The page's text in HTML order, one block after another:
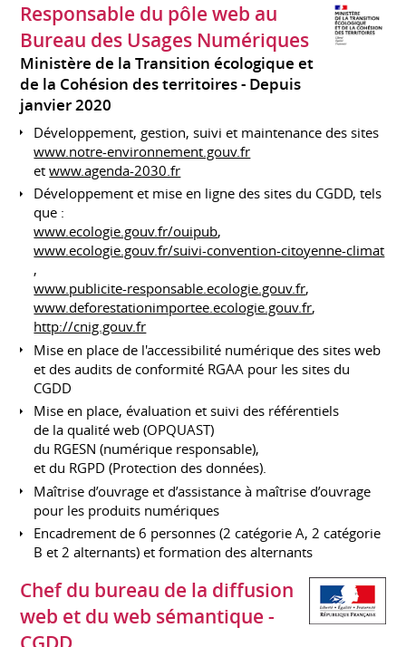
Responsable du pôle web au
Bureau des Usages Numériques
Ministère de la Transition écologique et
de la Cohésion des territoires
Depuis
janvier 2020
Développement, gestion, suivi et maintenance des sites
www.notre-environnement.gouv.fr
etwww.agenda-2030.fr
Développement et mise en ligne des sites du CGDD, tels
que :
www.ecologie.gouv.fr/ouipub,
www.ecologie.gouv.fr/suivi-convention-citoyenne-climat
,
www.publicite-responsable.ecologie.gouv.fr,
www.deforestationimportee.ecologie.gouv.fr,
http://cnig.gouv.fr
Mise en place de l'accessibilité numérique des sites web
et des audits de conformité RGAA pour les sites du
CGDD
Mise en place, évaluation et suivi des référentiels
de la qualité web (OPQUAST)
du RGESN (numérique responsable),
et du RGPD (Protection des données).
Maîtrise d’ouvrage et d’assistance à maîtrise d’ouvrage
pour les produits numériques
Encadrement de 6 personnes (2 catégorie A, 2 catégorie
B et 2 alternants) et formation des alternants
Chef du bureau de la diffusion
web et du web sémantique -